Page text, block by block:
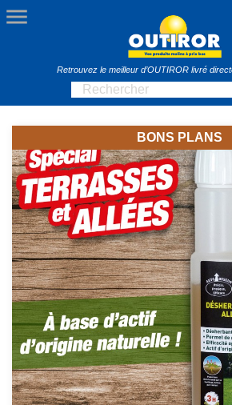

Retrouvez le meilleur d’OUTIROR livré
BONS PLANS